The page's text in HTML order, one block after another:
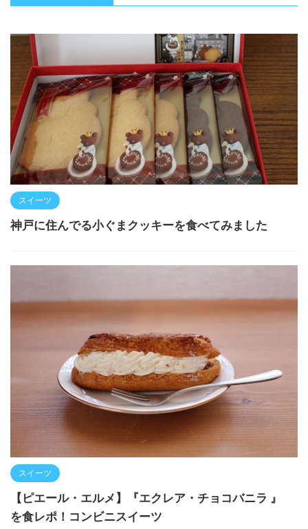
スイーツ
神戸に住んでる小ぐまクッキーを食べてみました
スイーツ
【ピエール・エルメ】『エクレア・チョコバニラ 』
を食レポ！コンビニスイーツ